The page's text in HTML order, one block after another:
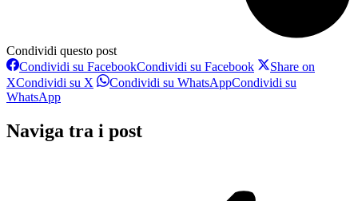
Condividi questo post
Condividi su FacebookCondividi su Facebook
Share on
XCondividi su X Condividi su WhatsAppCondividi su
WhatsApp
Naviga tra i post